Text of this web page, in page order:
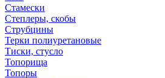
Стамески
Степлеры, скобы
Струбцины
Терки полиуретановые
Тиски, стусло
Топорища
Топоры